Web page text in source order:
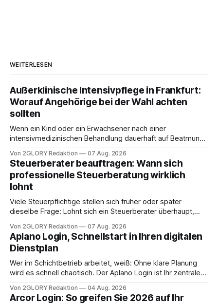
WEITERLESEN
Außerklinische Intensivpflege in Frankfurt:
Worauf Angehörige bei der Wahl achten
sollten
Wenn ein Kind oder ein Erwachsener nach einer
intensivmedizinischen Behandlung dauerhaft auf Beatmung
angewiesen ist, stellt sich für Familien eine schwierige
Frage: Muss die Versorgung dauerhaft in der Klinik bleiben –
oder ist ein Leben zu Hause möglich? Die außerklinische
Intensivpflege bietet genau diese Alternative: Sie
Von 2GLORY Redaktion 07 Aug. 2026
Steuerberater beauftragen: Wann sich
professionelle Steuerberatung wirklich
lohnt
Viele Steuerpflichtige stellen sich früher oder später
dieselbe Frage: Lohnt sich ein Steuerberater überhaupt,
erledigen? Die kurze Antwort: Bei einfachen
Einkommensverhältnissen reicht häufig eine Steuersoftware
aus – sobald jedoch mehrere Einkunftsarten
zusammentreffen oder größere finanzielle Veränderungen
anstehen, zahlt sich professionelle Unterstützung meist
Von 2GLORY Redaktion 07 Aug. 2026
Aplano Login, Schnellstart in Ihren digitalen
Dienstplan
Wer im Schichtbetrieb arbeitet, weiß: Ohne klare Planung
wird es schnell chaotisch. Der Aplano Login ist Ihr zentraler
abwesenheiten und die gesamte kommunikation rund um
Ihr personal digital zu organisieren. In diesem Leitfaden
Von 2GLORY Redaktion 04 Aug. 2026
Arcor Login: So greifen Sie 2026 auf Ihr